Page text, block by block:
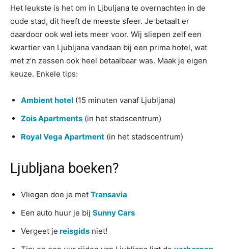
Het leukste is het om in Ljbuljana te overnachten in de
oude stad, dit heeft de meeste sfeer. Je betaalt er
daardoor ook wel iets meer voor. Wij sliepen zelf een
kwartier van Ljubljana vandaan bij een prima hotel, wat
met z’n zessen ook heel betaalbaar was. Maak je eigen
keuze. Enkele tips:
Ambient hotel (15 minuten vanaf Ljubljana)
Zois Apartments (in het stadscentrum)
Royal Vega Apartment (in het stadscentrum)
Ljubljana boeken?
Vliegen doe je met Transavia
Een auto huur je bij Sunny Cars
Vergeet je reisgids niet!